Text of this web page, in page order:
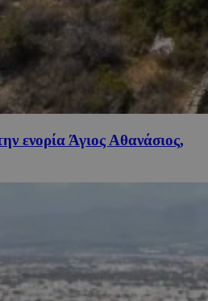
ενορία Άγιος Αθανάσιος,